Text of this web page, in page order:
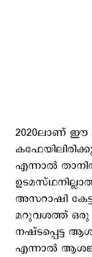
2020ലാണ് ഈ
എന്നാല്‍
അസറാഷി
മറുവശത്ത് ഒരു
നഷ്ടപ്പെട്ട
എന്നാല്‍